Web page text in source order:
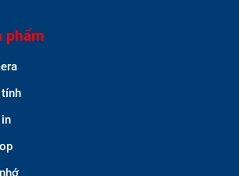
phẩm